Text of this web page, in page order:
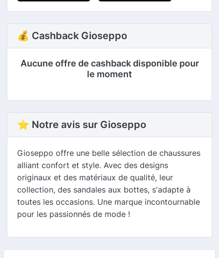
💰 Cashback Gioseppo
Aucune offre de cashback disponible pour
le moment
⭐ Notre avis sur Gioseppo
Gioseppo offre une belle sélection de chaussures
alliant confort et style. Avec des designs
originaux et des matériaux de qualité, leur
collection, des sandales aux bottes, s'adapte à
toutes les occasions. Une marque incontournable
pour les passionnés de mode !